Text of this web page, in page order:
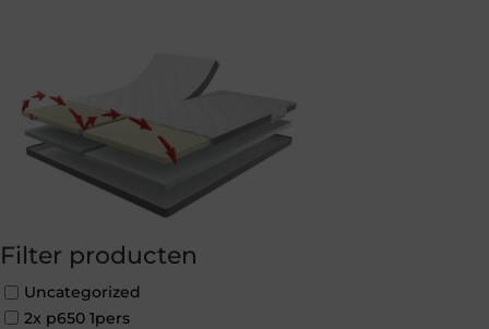
Filter producten
Uncategorized
2x p650 1pers